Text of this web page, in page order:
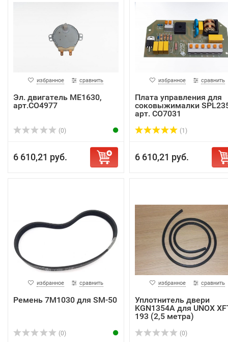
избранное сравнить
Эл. двигатель ME1630,
арт.CO4977
(0)
6 610,21 руб.
избранное сравнить
Плата управления для
соковыжималки
арт. CO7031
(1)
6 610,21 руб.
избранное сравнить
Ремень 7М1030 для SM-50
(0)
избранное сравнить
Уплотнитель двери
KGN1354A для UNOX
193 (2,5 метра)
(0)